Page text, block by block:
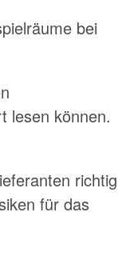
bei
lesen können.
richtig
für das